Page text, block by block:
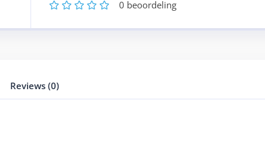
5
4
3
2 0 beoordeling
Reviews (0)